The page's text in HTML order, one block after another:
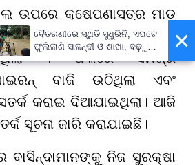
ଉପରେ କ୍ଷେପଣାସ୍ତ୍ର ମାଡ଼
ଆଉ ଏକ କ୍ଷେପଣାସ୍ତ୍ର
। ଫଳରେ ସମଗ୍ର
ବାଜି ଉଠିଥିଲା ଏବଂ
କରାଇ ଦିଆଯାଇଥିଲା। ଆଜି
ସୂଚନା ଜାରି କରାଯାଇଛି।
ବାସିନ୍ଦାମାନଙ୍କୁ ନିଜ ସୁରକ୍ଷା
×
ବୈତରଣୀରେ ସ୍ଥିତି ସୁଧୁରିନି, ଏପଟେ
ଫୁଲିଲାଣି ସାଳନ୍ଦୀ ଓ ଶାଖା, ବଢ଼ୁଛି
ବନ୍ୟା ଭୟ